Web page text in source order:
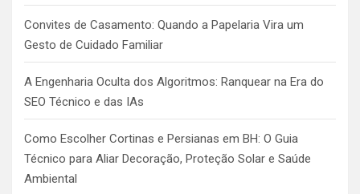
Convites de Casamento: Quando a Papelaria Vira um
Gesto de Cuidado Familiar
A Engenharia Oculta dos Algoritmos: Ranquear na Era do
SEO Técnico e das IAs
Como Escolher Cortinas e Persianas em BH: O Guia
Técnico para Aliar Decoração, Proteção Solar e Saúde
Ambiental